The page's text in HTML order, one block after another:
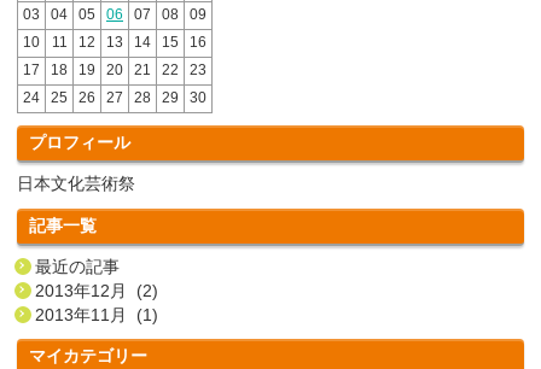
03
04 05 06 07 08
09
10
11 12 13 14 15
16
17
18 19 20 21 22
23
24
25 26 27 28 29 30
プロフィール
日本文化芸術祭
記事一覧
最近の記事
2013年12月 (2)
2013年11月 (1)
マイカテゴリー